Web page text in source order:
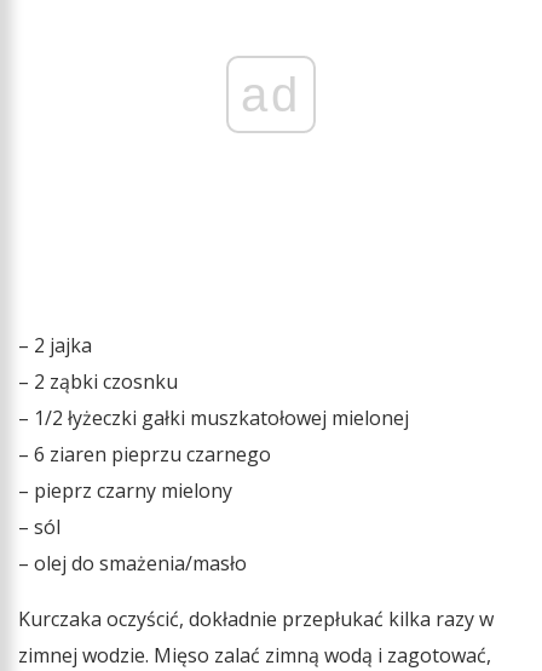
ad
– 2 jajka
– 2 ząbki czosnku
– 1/2 łyżeczki gałki muszkatołowej mielonej
– 6 ziaren pieprzu czarnego
– pieprz czarny mielony
– sól
– olej do smażenia/masło
Kurczaka oczyścić, dokładnie przepłukać kilka razy w
zimnej wodzie. Mięso zalać zimną wodą i zagotować,